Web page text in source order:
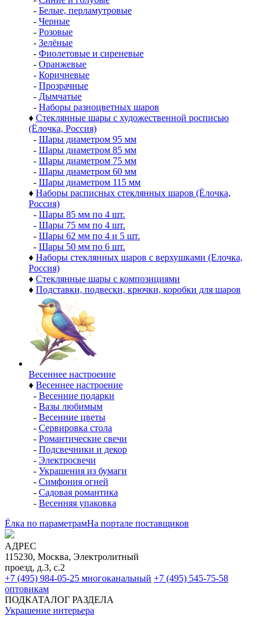
- Белые, перламутровые
- Черные
- Розовые
- Зелёные
- Фиолетовые и сиреневые
- Оранжевые
- Коричневые
- Прозрачные
- Дымчатые
- Наборы разноцветных шаров
♦ Стеклянные шары с художественной росписью
(Ёлочка, Россия)
- Шары диаметром 95 мм
- Шары диаметром 85 мм
- Шары диаметром 75 мм
- Шары диаметром 60 мм
- Шары диаметром 115 мм
♦ Наборы расписных стеклянных шаров (Ёлочка,
Россия)
- Шары 85 мм по 4 шт.
- Шары 75 мм по 4 шт.
- Шары 62 мм по 4 и 5 шт.
- Шары 50 мм по 6 шт.
♦ Наборы стеклянных шаров с верхушками (Елочка,
Россия)
♦ Стеклянные шары с композициями
♦ Подставки, подвески, крючки, коробки для шаров
Весеннее настроение
♦ Весеннее настроение
- Весенние подарки
- Вазы любимым
- Весенние цветы
- Сервировка стола
- Романтические свечи
- Подсвечники и декор
- Электросвечи
- Украшения из бумаги
- Симфония огней
- Садовая романтика
- Весенняя упаковка
Ёлка по параметрамНа портале поставщиков
АДРЕС
115230, Москва, Электролитный
проезд, д.3, с.2
+7 (495) 984-05-25 многоканальный +7 (495) 545-75-58
оптовикам
ПОДКАТАЛОГ РАЗДЕЛА
Украшение интерьера